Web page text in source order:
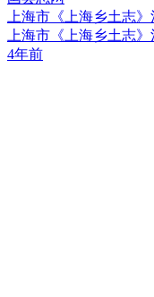
上海市《上海乡土志
上海市《上海乡土志
4年前